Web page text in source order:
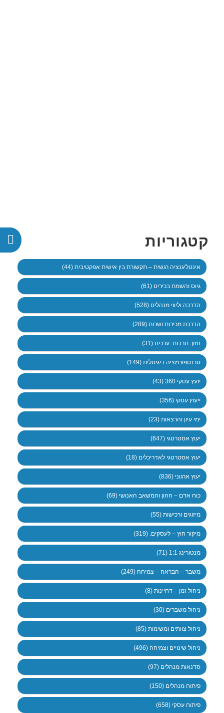
קטגוריות
אינטליגנציה רגשית – תקשורת בין אישית אפקטיבית (44)
גיוס והשמת בכירים (61)
הדרכה וליווי מנהלים (528)
הדרכת מכירות ושרות (289)
חזון. תרבות. ערכים (31)
טרנספורמציה דיגיטלית (149)
יועץ עסקי 360 (43)
ייעוץ עסקי (356)
ימי עיון והרצאות (23)
יעוץ אסטרטגי (647)
יעוץ אסטרטגי לאדריכלים (18)
יעוץ ארגוני (836)
כוח אדם – ההון והמשאב האנושי (69)
מיזוגים ורכישות (55)
מיקור חוץ – לעסקים. (319)
מנטורינג 1:1 (71)
משבר – הבראה – צמיחה (249)
ניהול זמן – דחיינות (8)
ניהול משברים (30)
ניהול צוותים ומשימות (85)
ניהול שינויים וצמיחה (496)
סדנאות מנהלים (97)
פיתוח מנהלים (150)
פיתוח עסקי (658)